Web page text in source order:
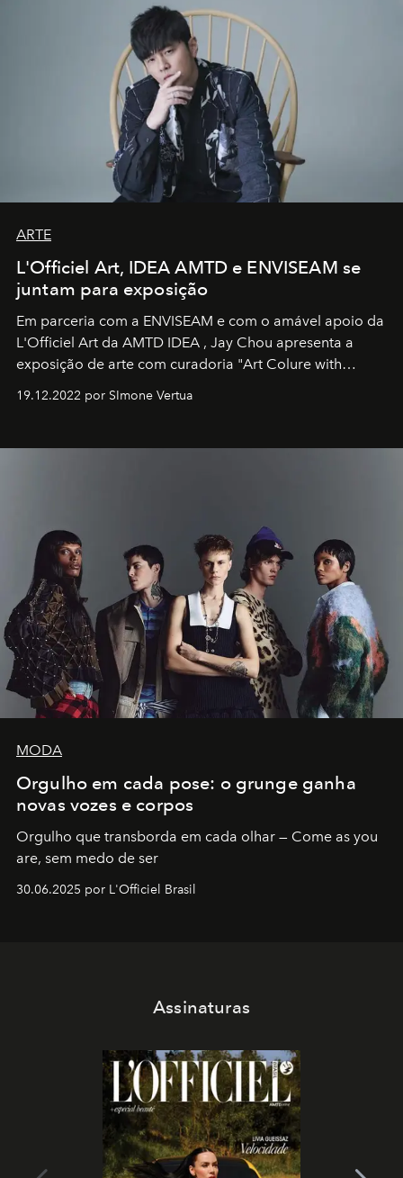
ARTE
L'Officiel Art, IDEA AMTD e ENVISEAM se
juntam para exposição
Em parceria com a ENVISEAM e com o amável apoio da
L'Officiel Art da AMTD IDEA , Jay Chou apresenta a
exposição de arte com curadoria "Art Colure with
19.12.2022 por SImone Vertua
MODA
Orgulho em cada pose: o grunge ganha
novas vozes e corpos
Orgulho que transborda em cada olhar — Come as you
are, sem medo de ser
30.06.2025 por L'Officiel Brasil
Assinaturas